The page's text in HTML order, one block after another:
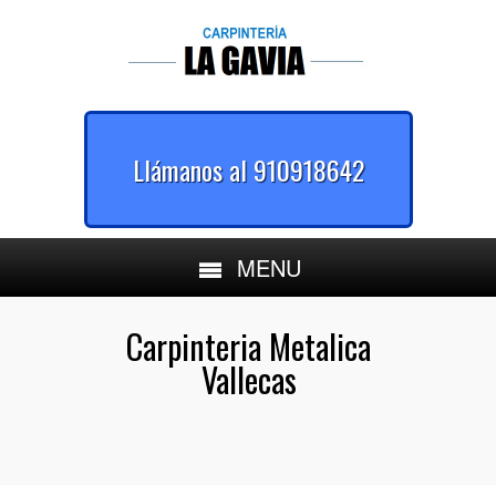
Llámanos al 910918642
MENU
Carpinteria Metalica
Vallecas